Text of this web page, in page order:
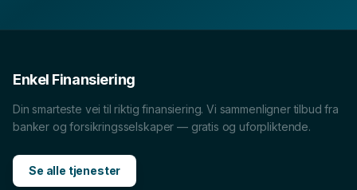
BoliglåniMoss MC-låniMoss BåtlåniMoss
Enkel Finansiering
Din smarteste vei til riktig finansiering. Vi sammenligner tilbud fra
banker og forsikringsselskaper — gratis og uforpliktende.
Se alle tjenester